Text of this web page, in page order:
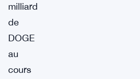
milliard
de
DOGE
au
cours